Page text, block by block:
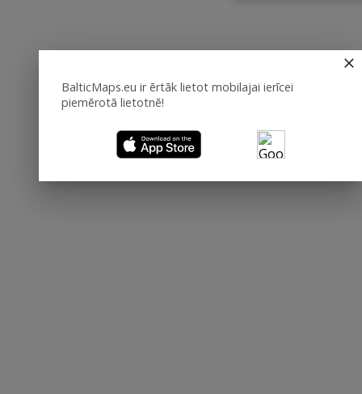
BalticMaps.eu ir ērtāk lietot mobilajai ierīcei
piemērotā lietotnē!